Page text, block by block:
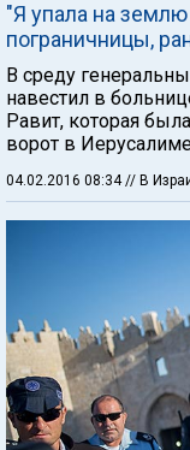
"Я упала на землю
пограничницы,
В среду
навестил в
Равит, которая
ворот в
04.02.2016 08:34// В